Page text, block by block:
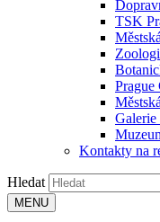
TSK
Prague
Kontakty na
Hledat
MENU